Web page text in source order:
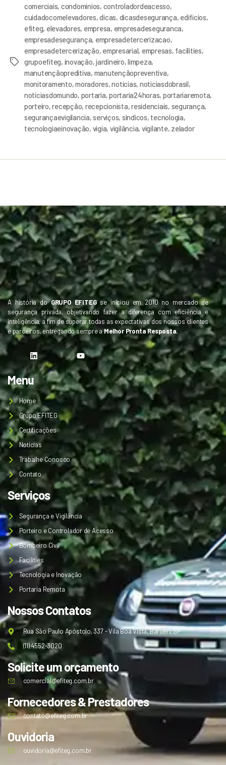
comerciais, condominios, controladordeacesso,
cuidadocomelevadores,dicas, dicasdesegurança, edificios,
efiteg, elevadores, empresa, empresadeseguranca,
empresadesegurança, empresadetercerizacao,
empresadetercerização, empresarial, empresas, facilities,
grupoefiteg, inovação,jardineiro,limpeza,
manutençãopreditiva, manutençãopreventiva,
monitoramento,moradores,noticias, noticiasdobrasil,
noticiasdomundo, portaria,portaria24horas, portariaremota,
porteiro,recepção, recepcionista,residenciais, segurança,
segurançaevigilancia,serviços, sindicos, tecnologia,
tecnologiaeinovação, vigia, vigilância, vigilante, zelador
A história do GRUPO EFITEG se iniciou em 2010 no mercado de
segurança privada, objetivando fazer a diferença com eficiência e
inteligência, a fim de superar todas as expectativas dos nossos clientes
e parceiros, entregando sempre aMelhor Pronta Resposta.
Menu
Home
Grupo EFITEG
Certificações
Notícias
Trabalhe Conosco
Contato
Serviços
Segurança e Vigilância
Porteiro e Controlador de Acesso
Bombeiro Civil
Facilities
Tecnologia e Inovação
Portaria Remota
Nossos Contatos
Rua São Paulo Apóstolo, 337 - Vila Boa Vista, Barueri, SP
(11) 4552-3020
Solicite um orçamento
comercial@efiteg.com.br
Fornecedores & Prestadores
contato@efiteg.com.br
Ouvidoria
ouvidoria@efiteg.com.br